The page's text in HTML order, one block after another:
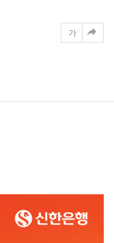
가